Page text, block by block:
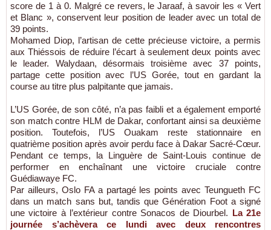
score de 1 à 0. Malgré ce revers, le Jaraaf, à savoir les « Vert
et Blanc », conservent leur position de leader avec un total de
39 points.
Mohamed Diop, l’artisan de cette précieuse victoire, a permis
aux Thiéssois de réduire l’écart à seulement deux points avec
le leader. Walydaan, désormais troisième avec 37 points,
partage cette position avec l’US Gorée, tout en gardant la
course au titre plus palpitante que jamais.
L’US Gorée, de son côté, n’a pas faibli et a également emporté
son match contre HLM de Dakar, confortant ainsi sa deuxième
position. Toutefois, l’US Ouakam reste stationnaire en
quatrième position après avoir perdu face à Dakar Sacré-Cœur.
Pendant ce temps, la Linguère de Saint-Louis continue de
performer en enchaînant une victoire cruciale contre
Guédiawaye FC.
Par ailleurs, Oslo FA a partagé les points avec Teungueth FC
dans un match sans but, tandis que Génération Foot a signé
une victoire à l’extérieur contre Sonacos de Diourbel. La 21e
journée s’achèvera ce lundi avec deux rencontres